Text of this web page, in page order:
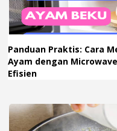
Panduan Praktis: Cara
Ayam dengan
Efisien